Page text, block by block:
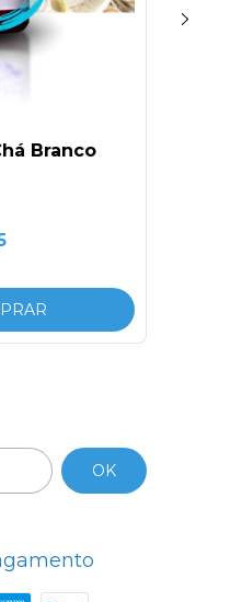
Branco